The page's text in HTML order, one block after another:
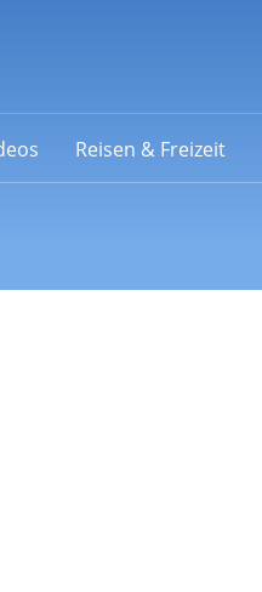
Reisen & Freizeit